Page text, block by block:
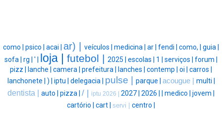
como | psico | acai | ar) | veículos | medicina | ar | fendi | como, | guia |
sofa | rg | ' | loja | futebol | 2025 | escolas | 1 | serviços | forum |
pizz |
lanche | camera | prefeitura | lanches | contemp | oi | carros |
lanchonete | ) | iptu | delegacia | pulse | parque | acougue | multi |
dentista | auto | pizza | / | iptu 2026 | 2027 | 2026 | medico | jovem |
cartório | cart | servi | centro |